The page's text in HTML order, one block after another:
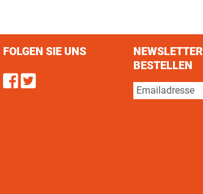
FOLGEN SIE UNS
Find us on Facebook
Follow us on Twitter
NEWSLETTER
BESTELLEN